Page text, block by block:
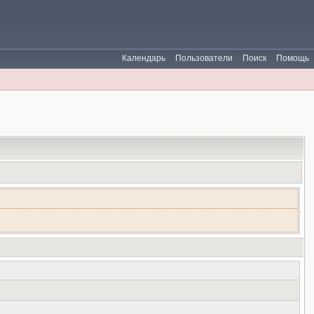
Помощь
Поиск
Пользователи
Календарь